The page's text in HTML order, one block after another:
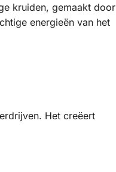
kruiden, gemaakt door
energieën van het
Het creëert